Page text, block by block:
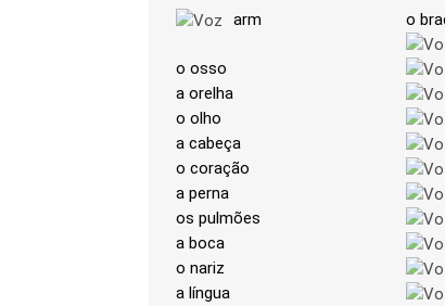
arm
o
o osso
a orelha
o olho
a cabeça
o coração
a perna
os pulmões
a boca
o nariz
a língua